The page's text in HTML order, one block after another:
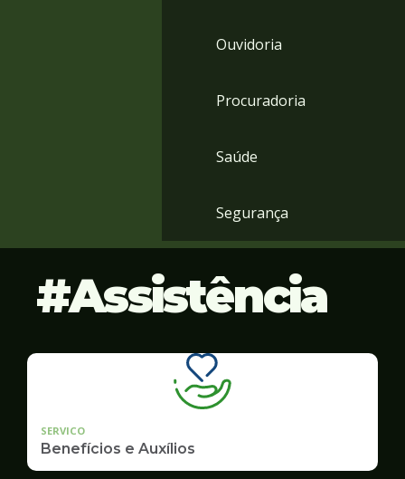
Ouvidoria
Procuradoria
Saúde
Segurança
Assistência
SERVICO
Benefícios e Auxílios